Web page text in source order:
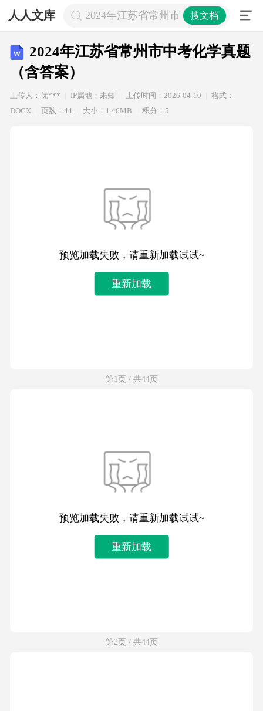
人人文库 2024年江苏省常州市中考化学真题（
搜文档
2024年江苏省常州市中考化学真题
（含答案）
上传人：优*** IP属地：未知 上传时间：2026-04-10
格式：
DOCX
页数：44 大小：1.46MB 积分：5
预览加载失败，请重新加载试试~
重新加载
第1页 / 共44页
预览加载失败，请重新加载试试~
重新加载
第2页 / 共44页